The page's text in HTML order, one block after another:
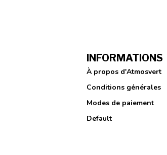
INFORMATIONS
À propos d'Atmosvert
Conditions générales
Modes de paiement
Default